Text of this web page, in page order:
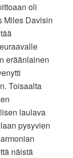
oli
Miles Davisin
eräänlainen
Toisaalta
laulava
pysyvien
näistä